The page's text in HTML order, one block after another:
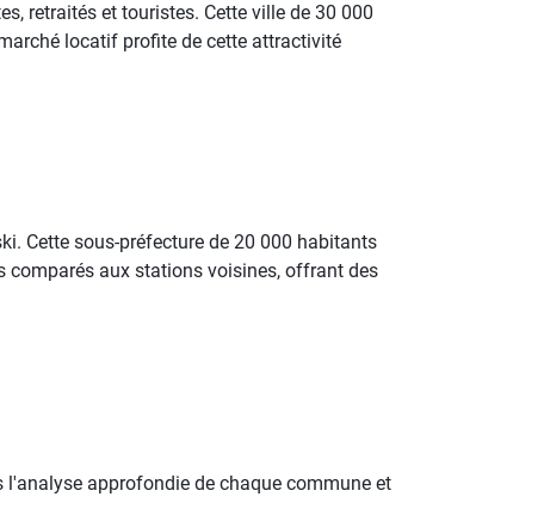
retraités et touristes. Cette ville de 30 000
locatif profite de cette attractivité
Cette sous-préfecture de 20 000 habitants
comparés aux stations voisines, offrant des
approfondie de chaque commune et